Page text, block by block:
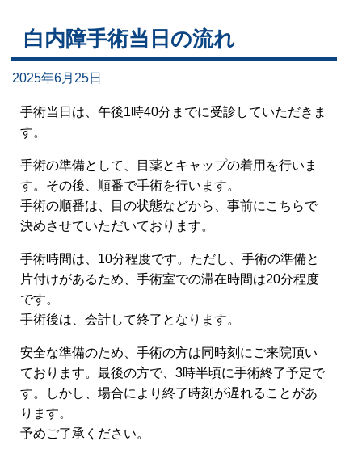
白内障手術当日の流れ
2025年6月25日
手術当日は、午後1時40分までに受診していただきま
す。
手術の準備として、目薬とキャップの着用を行いま
す。その後、順番で手術を行います。
手術の順番は、目の状態などから、事前にこちらで
決めさせていただいております。
手術時間は、10分程度です。ただし、手術の準備と
片付けがあるため、手術室での滞在時間は20分程度
です。
手術後は、会計して終了となります。
安全な準備のため、手術の方は同時刻にご来院頂い
ております。最後の方で、3時半頃に手術終了予定で
す。しかし、場合により終了時刻が遅れることがあ
ります。
予めご了承ください。